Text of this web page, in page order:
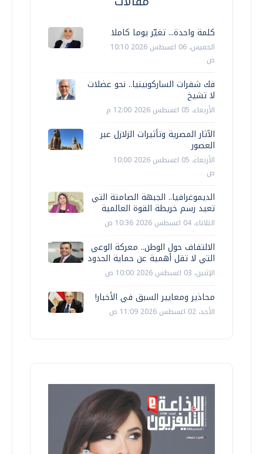
كلمة واحدة... تغيّر يوما كاملا
الخميس، 06 اغسطس 2026 10:10
ص
فك شفرات الساركوبينيا.. نحو عضلات
لا تشيخ
الأربعاء، 05 اغسطس 2026 12:00 م
الآثار المصرية وتأثيرات الزلازل عبر
العصور
الأربعاء، 05 اغسطس 2026 10:00
ص
الديموغرافيا.. الجبهة الصامتة التي
تعيد رسم خريطة القوة العالمية
الثلاثاء، 04 اغسطس 2026 10:36 ص
الالتفاف حول الوطن.. معركة الوعي
التي لا تقل أهمية عن حماية الحدود
الإثنين، 03 اغسطس 2026 10:00 ص
محاذير ومعايير السبق في الأخبار!
الأحد، 02 اغسطس 2026 11:09 ص